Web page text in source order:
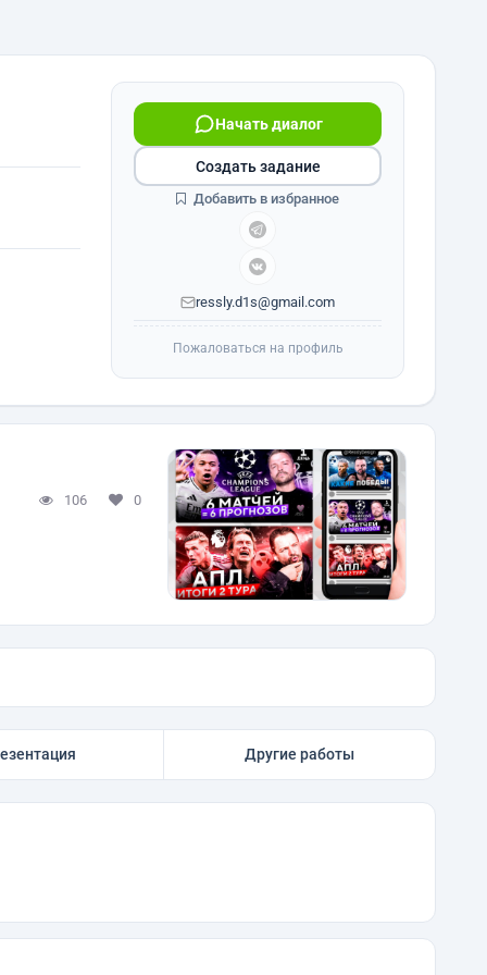
Начать диалог
ressly.d1s@gmail.com
Создать задание
Добавить в избранное
Пожаловаться на профиль
106 0
Другие работы